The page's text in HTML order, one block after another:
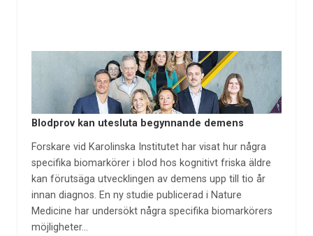
Blodprov kan utesluta begynnande demens
Forskare vid Karolinska Institutet har visat hur några
specifika biomarkörer i blod hos kognitivt friska äldre
kan förutsäga utvecklingen av demens upp till tio år
innan diagnos. En ny studie publicerad i Nature
Medicine har undersökt några specifika biomarkörers
möjligheter…